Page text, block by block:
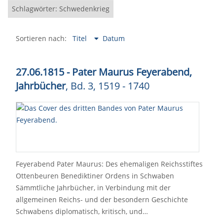
Schlagwörter: Schwedenkrieg
Sortieren nach: Titel Datum
27.06.1815 - Pater Maurus Feyerabend,
Jahrbücher, Bd. 3, 1519 - 1740
Feyerabend Pater Maurus: Des ehemaligen Reichsstiftes
Ottenbeuren Benediktiner Ordens in Schwaben
Sämmtliche Jahrbücher, in Verbindung mit der
allgemeinen Reichs- und der besondern Geschichte
Schwabens diplomatisch, kritisch, und…